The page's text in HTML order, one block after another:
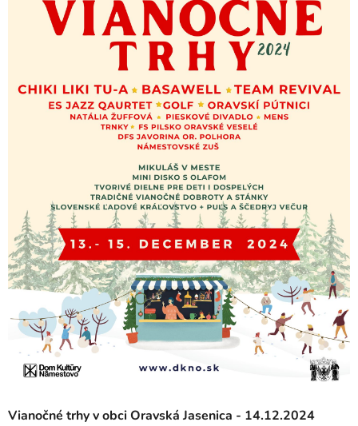
Vianočné trhy v obci Oravská Jasenica - 14.12.2024